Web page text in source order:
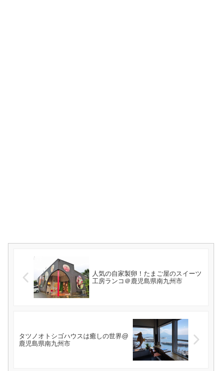
人気の自家製卵！たまご屋のスイーツ
工房ランコ＠鹿児島県南九州市
タツノオトシゴハウスは癒しの世界@
鹿児島県南九州市